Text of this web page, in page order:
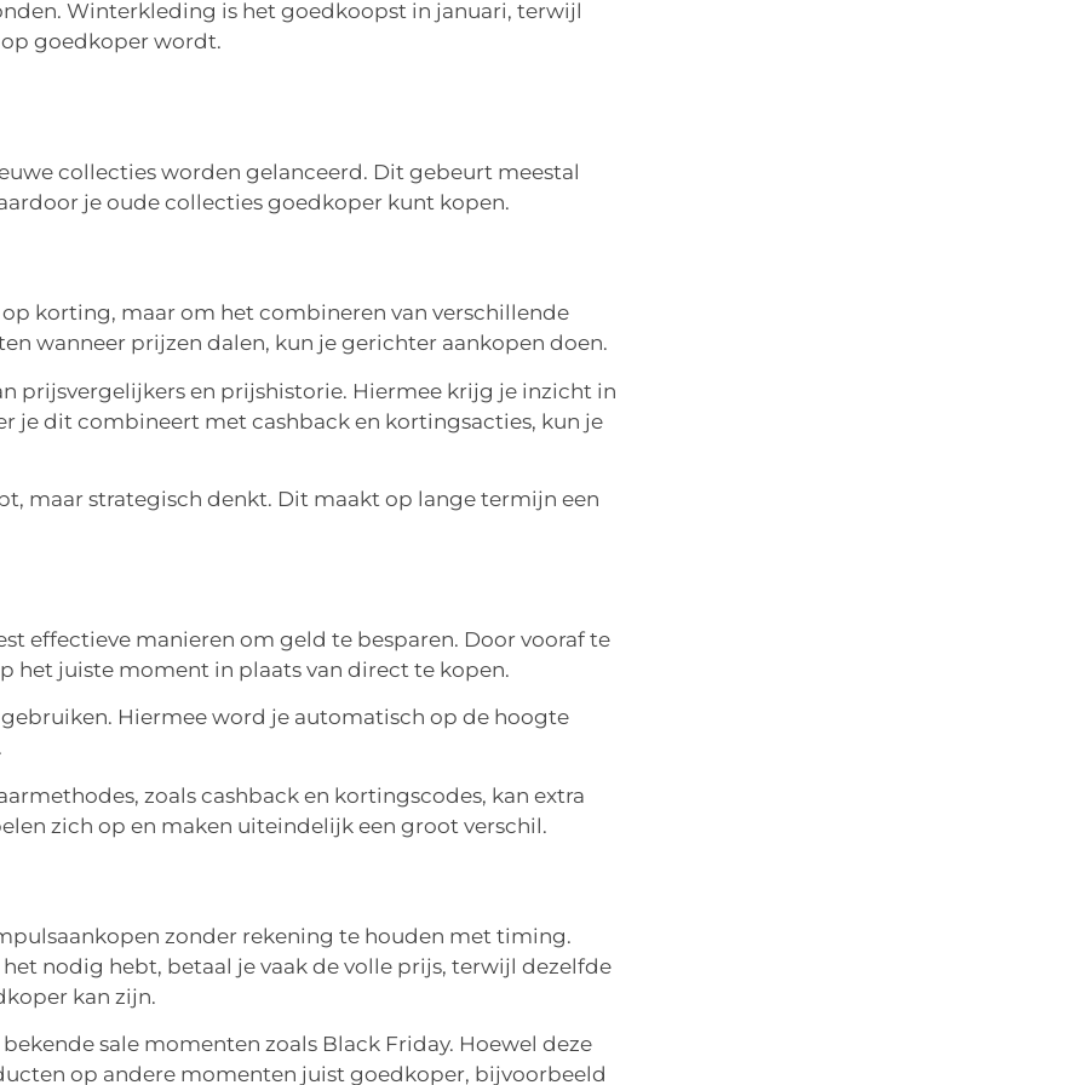
Winterkleding is het goedkoopst in januari, terwijl
goedkoper wordt.
collecties worden gelanceerd. Dit gebeurt meestal
je oude collecties goedkoper kunt kopen.
korting, maar om het combineren van verschillende
wanneer prijzen dalen, kun je gerichter aankopen doen.
prijsvergelijkers en prijshistorie. Hiermee krijg je inzicht in
je dit combineert met cashback en kortingsacties, kun je
maar strategisch denkt. Dit maakt op lange termijn een
effectieve manieren om geld te besparen. Door vooraf te
het juiste moment in plaats van direct te kopen.
Hiermee word je automatisch op de hoogte
zoals cashback en kortingscodes, kan extra
zich op en maken uiteindelijk een groot verschil.
zonder rekening te houden met timing.
nodig hebt, betaal je vaak de volle prijs, terwijl dezelfde
kan zijn.
sale momenten zoals Black Friday. Hoewel deze
op andere momenten juist goedkoper, bijvoorbeeld